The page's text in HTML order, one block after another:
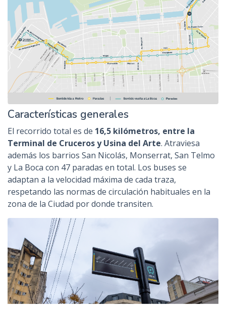
Características generales
El recorrido total es de 16,5 kilómetros, entre la
Terminal de Cruceros y Usina del Arte. Atraviesa
además los barrios San Nicolás, Monserrat, San Telmo
y La Boca con 47 paradas en total. Los buses se
adaptan a la velocidad máxima de cada traza,
respetando las normas de circulación habituales en la
zona de la Ciudad por donde transiten.